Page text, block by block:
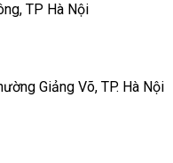
TP Hà Nội
Giảng Võ, TP. Hà Nội